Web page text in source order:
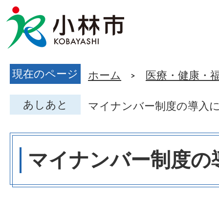
現在のページ ホーム 医療・健康・
あしあと マイナンバー制度の導入
マイナンバー制度の